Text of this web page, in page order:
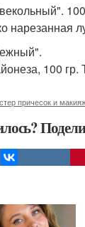
нарезанная
100 гр.
причесок и